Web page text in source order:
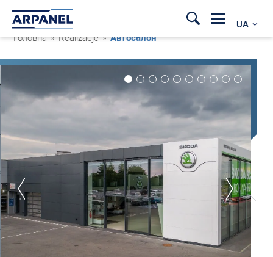
UA
Головна » Realizacje »Автосалон